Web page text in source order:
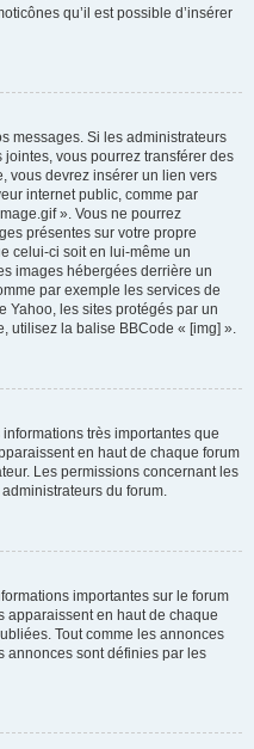
qu’il est possible d’insérer
messages. Si les administrateurs
vous pourrez transférer des
vous devrez insérer un lien vers
internet public, comme par
». Vous ne pourrez
présentes sur votre propre
celui-ci soit en lui-même un
images hébergées derrière un
par exemple les services de
Yahoo, les sites protégés par un
utilisez la balise BBCode « [img] ».
très importantes que
en haut de chaque forum
Les permissions concernant les
du forum.
importantes sur le forum
apparaissent en haut de chaque
Tout comme les annonces
annonces sont définies par les